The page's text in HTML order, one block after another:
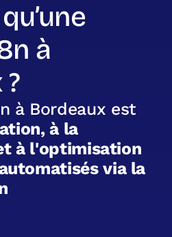
à
n à Bordeaux est
tion, à la
t à l'optimisation
utomatisés via la